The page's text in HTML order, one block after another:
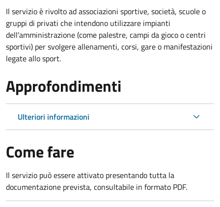
Il servizio è rivolto ad associazioni sportive, società, scuole o
gruppi di privati che intendono utilizzare impianti
dell'amministrazione (come palestre, campi da gioco o centri
sportivi) per svolgere allenamenti, corsi, gare o manifestazioni
legate allo sport.
Approfondimenti
Ulteriori informazioni
Come fare
Il servizio può essere attivato presentando tutta la
documentazione prevista, consultabile in formato PDF.